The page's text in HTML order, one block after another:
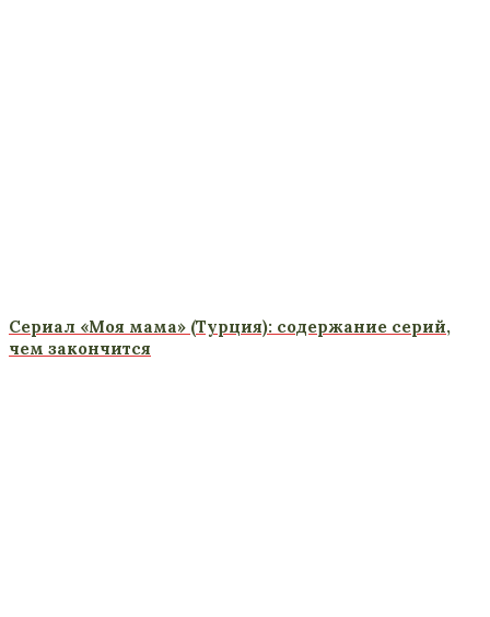
Сериал «Моя мама» (Турция): содержание серий,
чем закончится